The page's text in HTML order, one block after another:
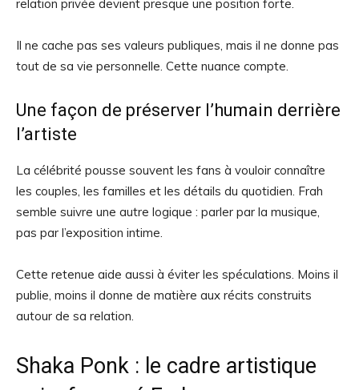
relation privée devient presque une position forte.
Il ne cache pas ses valeurs publiques, mais il ne donne pas
tout de sa vie personnelle. Cette nuance compte.
Une façon de préserver l’humain derrière
l’artiste
La célébrité pousse souvent les fans à vouloir connaître
les couples, les familles et les détails du quotidien. Frah
semble suivre une autre logique : parler par la musique,
pas par l’exposition intime.
Cette retenue aide aussi à éviter les spéculations. Moins il
publie, moins il donne de matière aux récits construits
autour de sa relation.
Shaka Ponk : le cadre artistique